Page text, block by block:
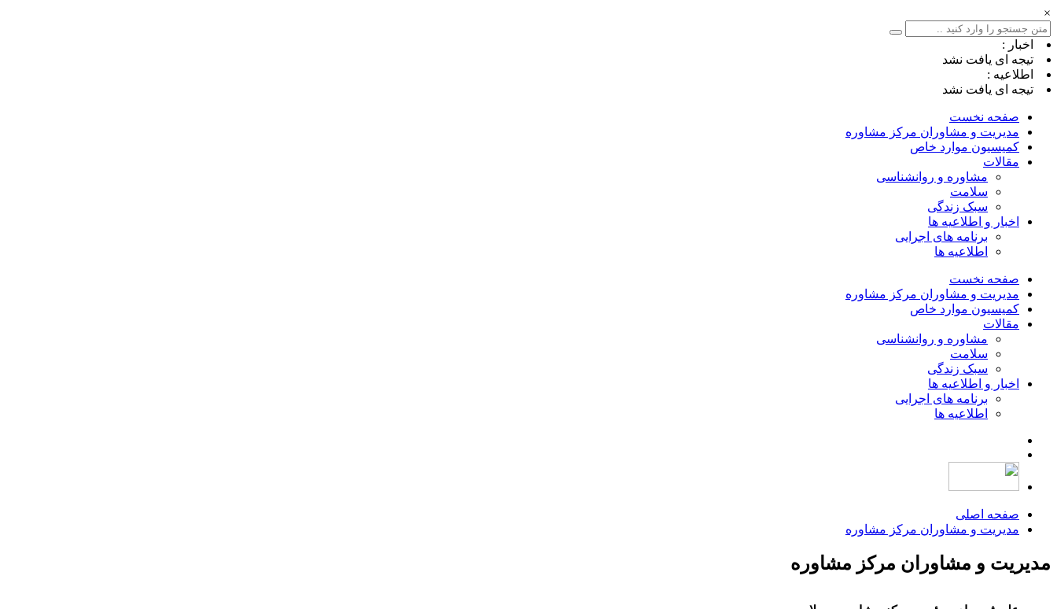
×
اخبار :
تیجه ای یافت نشد
اطلاعیه :
تیجه ای یافت نشد
صفحه نخست
مدیریت و مشاوران مرکز مشاوره
کمیسیون موارد خاص
مقالات
مشاوره و روانشناسی
سلامت
سبک زندگی
اخبار و اطلاعیه ها
برنامه های اجرایی
اطلاعیه ها
صفحه نخست
مدیریت و مشاوران مرکز مشاوره
کمیسیون موارد خاص
مقالات
مشاوره و روانشناسی
سلامت
سبک زندگی
اخبار و اطلاعیه ها
برنامه های اجرایی
اطلاعیه ها
صفحه اصلی
مدیریت و مشاوران مرکز مشاوره
مدیریت و مشاوران مرکز مشاوره